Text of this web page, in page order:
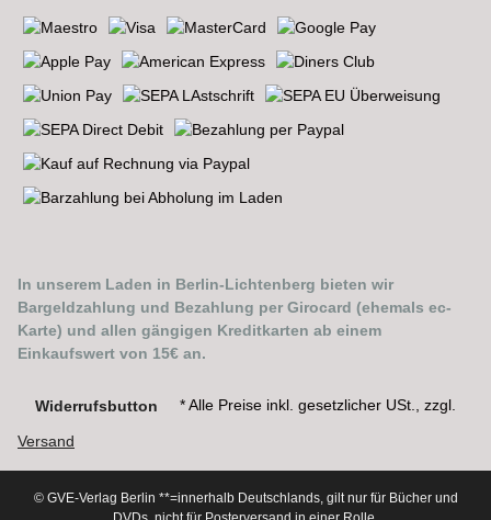
In unserem Laden in Berlin-Lichtenberg bieten wir
Bargeldzahlung und Bezahlung per Girocard (ehemals ec-
Karte) und allen gängigen Kreditkarten ab einem
Einkaufswert von 15€ an.
Widerrufsbutton * Alle Preise inkl. gesetzlicher USt., zzgl.
Versand
© GVE-Verlag Berlin **=innerhalb Deutschlands, gilt nur für Bücher und